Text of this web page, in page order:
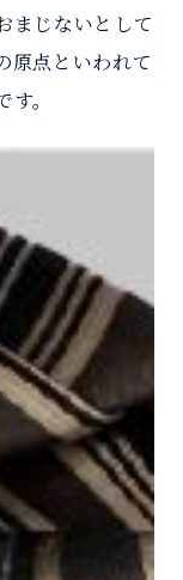
まじないとして
原点といわれて
。